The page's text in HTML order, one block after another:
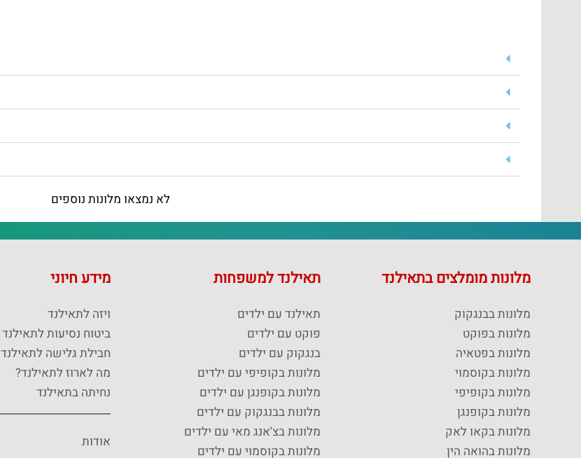
לא נמצאו מלונות נוספים
מלונות מומלצים בתאילנד
מלונות בבנגקוק
מלונות בפוקט
מלונות בפטאיה
מלונות בקוסמוי
מלונות בקופיפי
מלונות בקופנגן
מלונות בקאו לאק
מלונות בהואה הין
תאילנד למשפחות
תאילנד עם ילדים
פוקט עם ילדים
בנגקוק עם ילדים
מלונות בקופיפי עם ילדים
מלונות בקופנגן עם ילדים
מלונות בבנגקוק עם ילדים
מלונות בצ'אנג מאי עם ילדים
מלונות בקוסמוי עם ילדים
מידע חיוני
ויזה לתאילנד
ביטוח נסיעות לתאילנד
חבילת גלישה לתאילנד
מה לארוז לתאילנד?
נחיתה בתאילנד
אודות